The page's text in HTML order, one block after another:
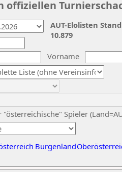
Vorname
"österreichische" Spieler
Burgenland
AUT-Elolisten
10.879